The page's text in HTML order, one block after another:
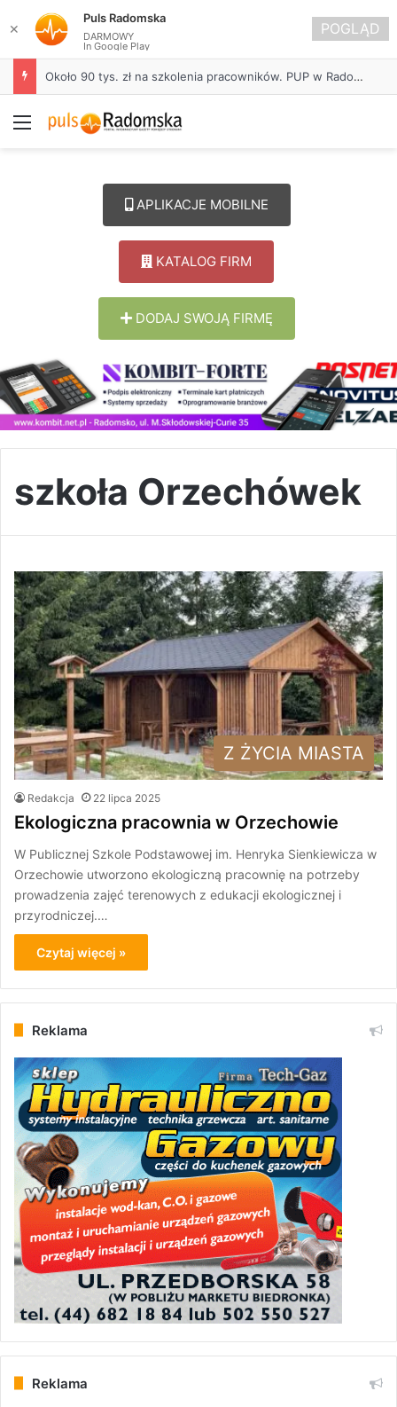
Około 90 tys. zł na szkolenia pracowników. PUP w Radomsku ogłasza nabór wniosków
Menu
APLIKACJE MOBILNE
KATALOG FIRM
DODAJ SWOJĄ FIRMĘ
szkoła Orzechówek
Z ŻYCIA MIASTA
Redakcja 22 lipca 2025
Ekologiczna pracownia w Orzechowie
W Publicznej Szkole Podstawowej im. Henryka Sienkiewicza w
Orzechowie utworzono ekologiczną pracownię na potrzeby
prowadzenia zajęć terenowych z edukacji ekologicznej i
przyrodniczej.…
Czytaj więcej »
Reklama
Reklama
✕
Puls Radomska
DARMOWY
In Google Play
POGLĄD